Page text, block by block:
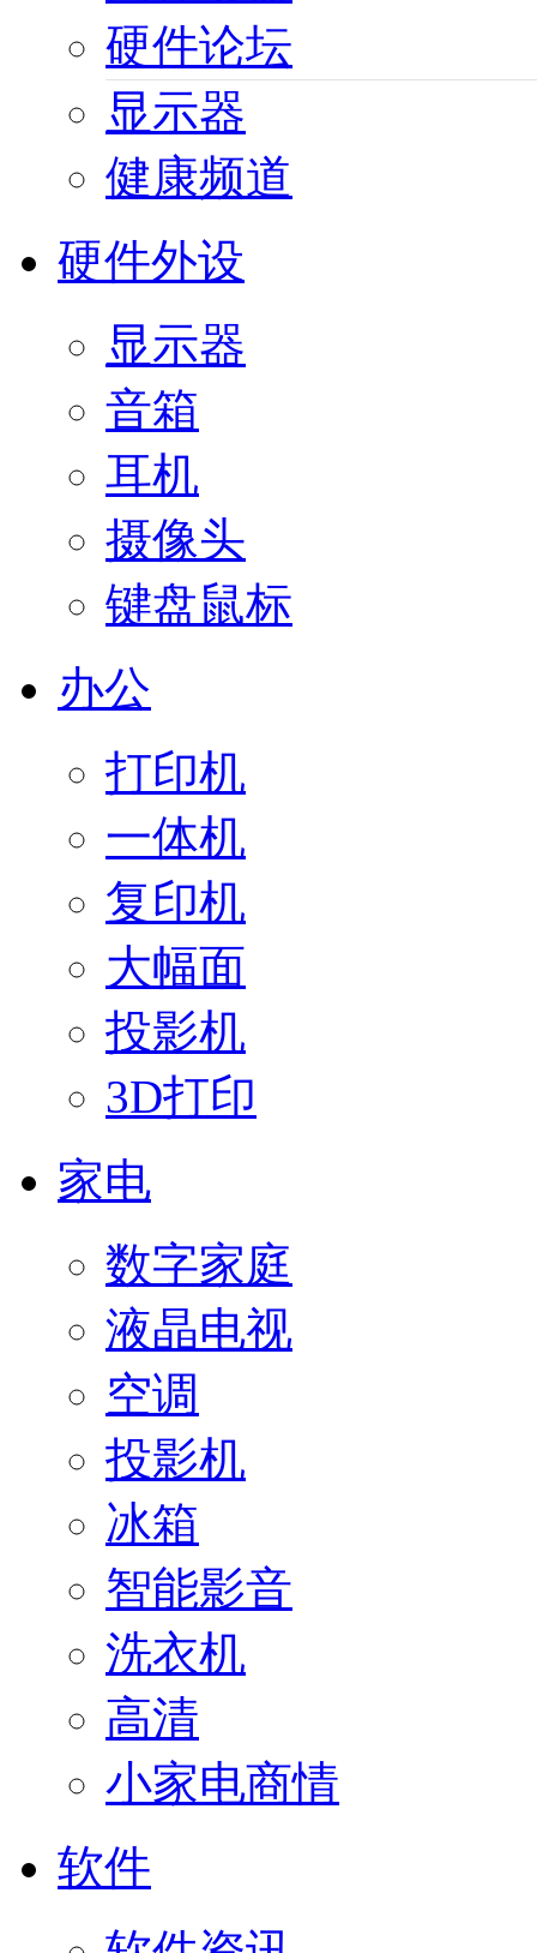
硬件论坛
显示器
健康频道
硬件外设
显示器
音箱
耳机
摄像头
键盘鼠标
办公
打印机
一体机
复印机
大幅面
投影机
3D打印
家电
数字家庭
液晶电视
空调
投影机
冰箱
智能影音
洗衣机
高清
小家电商情
软件